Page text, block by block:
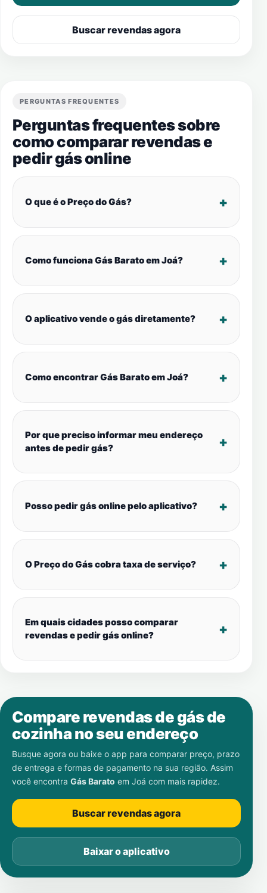
Buscar revendas agora
PERGUNTAS FREQUENTES
Perguntas frequentes sobre
como comparar revendas e
pedir gás online
O que é o Preço do Gás?
Como funciona Gás Barato em Joá?
O aplicativo vende o gás diretamente?
Como encontrar Gás Barato em Joá?
Por que preciso informar meu endereço
antes de pedir gás?
Posso pedir gás online pelo aplicativo?
O Preço do Gás cobra taxa de serviço?
Em quais cidades posso comparar
revendas e pedir gás online?
Compare revendas de gás de
cozinha no seu endereço
Busque agora ou baixe o app para comparar preço, prazo
de entrega e formas de pagamento na sua região. Assim
você encontra Gás Barato em Joá com mais rapidez.
Buscar revendas agora
Baixar o aplicativo